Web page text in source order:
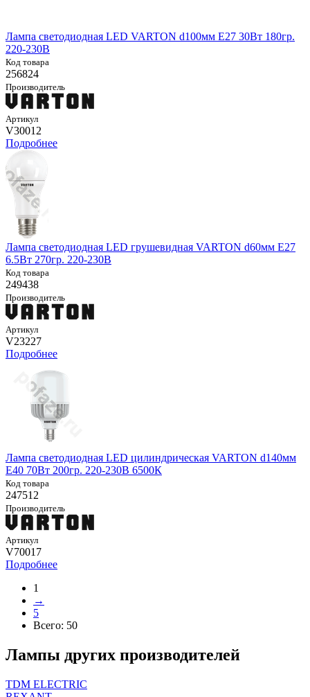
Лампа светодиодная LED VARTON d100мм E27 30Вт 180гр.
220-230В
Код товара
256824
Производитель
Артикул
V30012
Подробнее
Лампа светодиодная LED грушевидная VARTON d60мм E27
6.5Вт 270гр. 220-230В
Код товара
249438
Производитель
Артикул
V23227
Подробнее
Лампа светодиодная LED цилиндрическая VARTON d140мм
E40 70Вт 200гр. 220-230В 6500К
Код товара
247512
Производитель
Артикул
V70017
Подробнее
1
→
5
Всего: 50
Лампы других производителей
TDM ELECTRIC